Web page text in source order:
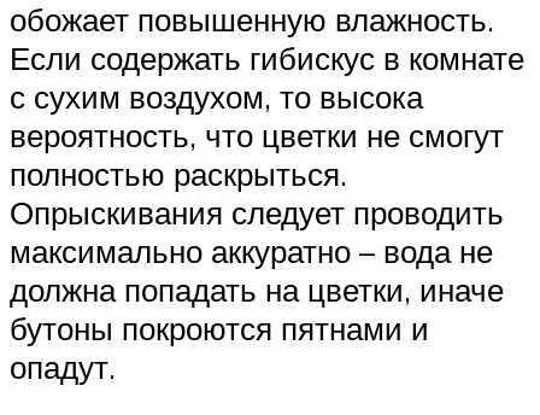
обожает повышенную влажность.
Если содержать гибискус в комнате
с сухим воздухом, то высока
вероятность, что цветки не смогут
полностью раскрыться.
Опрыскивания следует проводить
максимально аккуратно – вода не
должна попадать на цветки, иначе
бутоны покроются пятнами и
опадут.